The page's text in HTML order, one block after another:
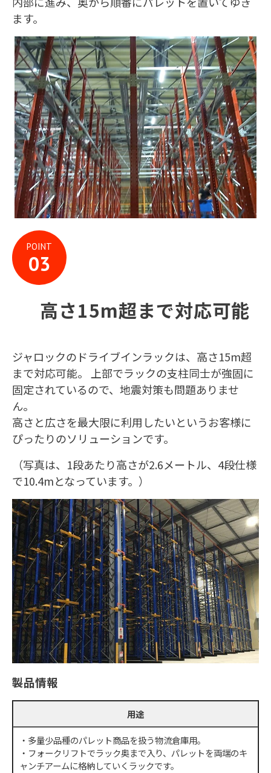
ます。
POINT
高さ15m超まで対応可能
ジャロックのドライブインラックは、高さ15m超
まで対応可能。 上部でラックの支柱同士が強固に
固定されているので、地震対策も問題ありませ
ん。
高さと広さを最大限に利用したいというお客様に
ぴったりのソリューションです。
（写真は、1段あたり高さが2.6メートル、4段仕様
で10.4mとなっています。）
製品情報
用途
・多量少品種のパレット商品を扱う物流倉庫用。
・フォークリフトでラック奥まで入り、パレットを両端のキ
ャンチアームに格納していくラックです。